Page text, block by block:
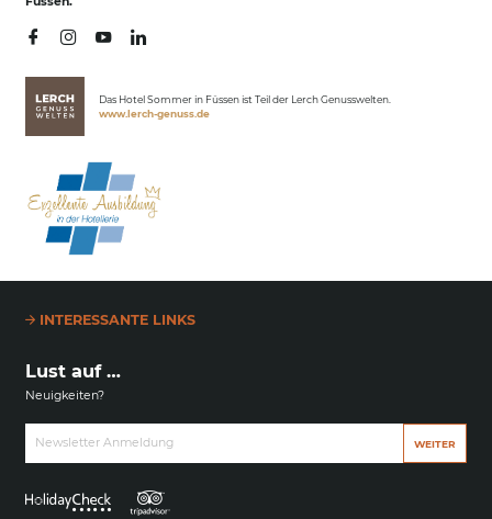
Sommer
Das Hotel Sommer in Füssen ist Teil der Lerch Genusswelten.
www.lerch-genuss.de
INTERESSANTE LINKS
Lust auf …
Neuigkeiten?
Newsletter Anmeldung WEITER